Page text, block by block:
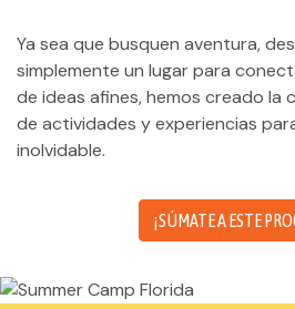
Ya sea que busquen aventura,
simplemente un lugar para
de ideas afines, hemos creado la
de actividades y experiencias
inolvidable.
¡SÚMATE A ESTE